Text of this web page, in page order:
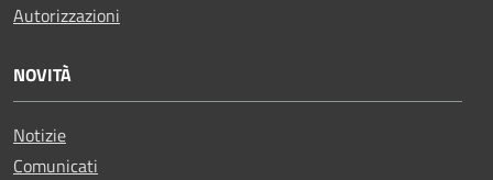
Autorizzazioni
NOVITÀ
Notizie
Comunicati